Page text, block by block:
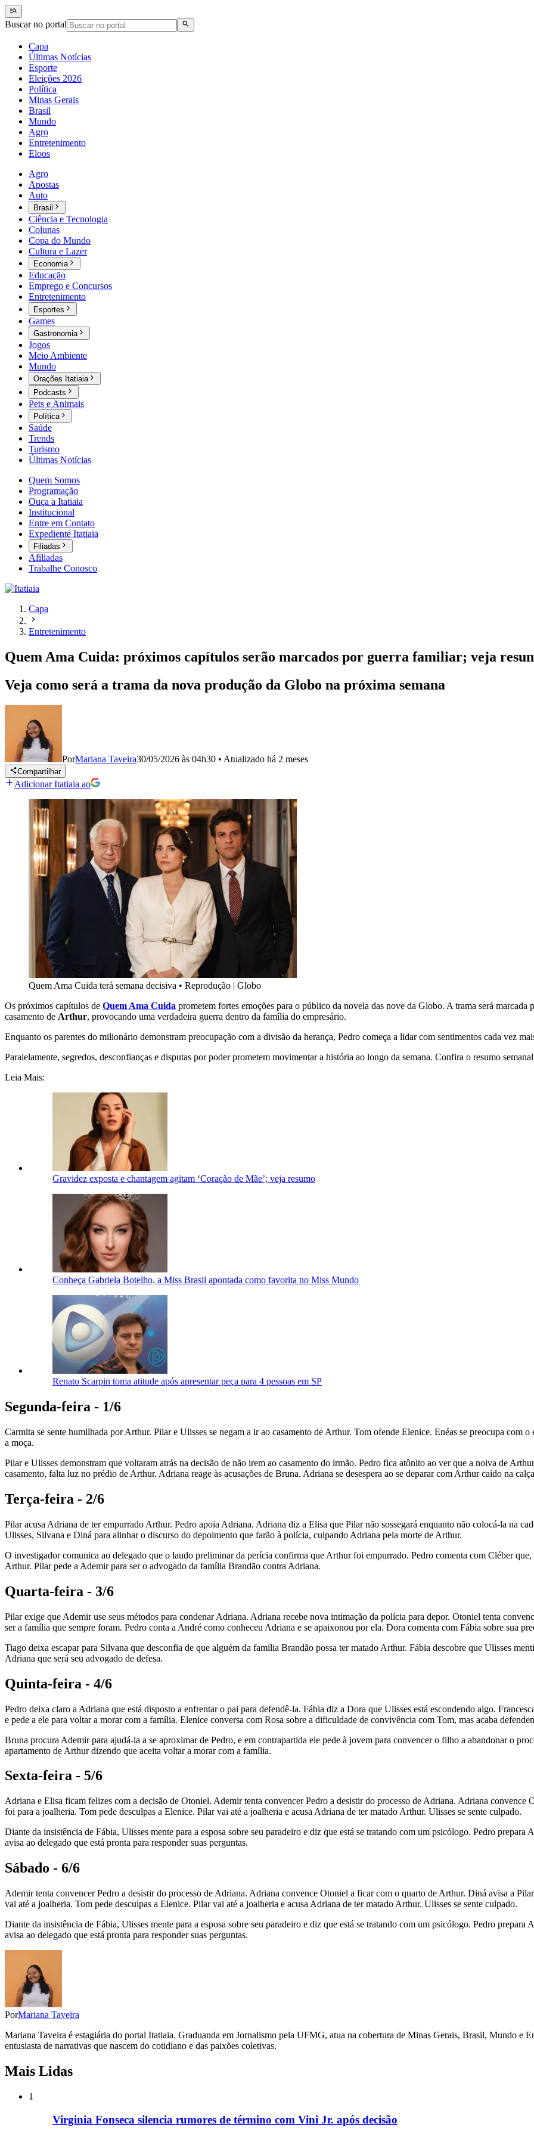
Buscar no portal
Capa
Últimas Notícias
Esporte
Eleições 2026
Política
Minas Gerais
Brasil
Mundo
Agro
Entretenimento
Eloos
Agro
Apostas
Auto
Brasil
Ciência e Tecnologia
Colunas
Copa do Mundo
Cultura e Lazer
Economia
Educação
Emprego e Concursos
Entretenimento
Esportes
Games
Gastronomia
Jogos
Meio Ambiente
Mundo
Orações Itatiaia
Podcasts
Pets e Animais
Política
Saúde
Trends
Turismo
Últimas Notícias
Quem Somos
Programação
Ouça a Itatiaia
Institucional
Entre em Contato
Expediente Itatiaia
Filiadas
Afiliadas
Trabalhe Conosco
Capa
Entretenimento
Quem Ama Cuida: próximos capítulos serão marcados por guerra familiar; veja
Veja como será a trama da nova produção da Globo na próxima semana
PorMariana Taveira30/05/2026 às 04h30 • Atualizado há 2 meses
Compartilhar
Adicionar Itatiaia ao
Quem Ama Cuida terá semana decisiva • Reprodução | Globo
Os próximos capítulos de Quem Ama Cuida prometem fortes emoções para o público da novela das nove da Globo. A trama será marcada
casamento de Arthur, provocando uma verdadeira guerra dentro da família do empresário.
Enquanto os parentes do milionário demonstram preocupação com a divisão da herança, Pedro começa a lidar com sentimentos cada vez
Paralelamente, segredos, desconfianças e disputas por poder prometem movimentar a história ao longo da semana. Confira o resumo
Leia Mais:
Gravidez exposta e chantagem agitam ‘Coração de Mãe’; veja resumo
Conheça Gabriela Botelho, a Miss Brasil apontada como favorita no Miss Mundo
Renato Scarpin toma atitude após apresentar peça para 4 pessoas em SP
Segunda-feira - 1/6
Carmita se sente humilhada por Arthur. Pilar e Ulisses se negam a ir ao casamento de Arthur. Tom ofende Elenice. Enéas se preocupa
a moça.
Pilar e Ulisses demonstram que voltaram atrás na decisão de não irem ao casamento do irmão. Pedro fica atônito ao ver que a noiva de
casamento, falta luz no prédio de Arthur. Adriana reage às acusações de Bruna. Adriana se desespera ao se deparar com Arthur caído na
Terça-feira - 2/6
Pilar acusa Adriana de ter empurrado Arthur. Pedro apoia Adriana. Adriana diz a Elisa que Pilar não sossegará enquanto não colocá-la na
Ulisses, Silvana e Diná para alinhar o discurso do depoimento que farão à polícia, culpando Adriana pela morte de Arthur.
O investigador comunica ao delegado que o laudo preliminar da perícia confirma que Arthur foi empurrado. Pedro comenta com Cléber
Arthur. Pilar pede a Ademir para ser o advogado da família Brandão contra Adriana.
Quarta-feira - 3/6
Pilar exige que Ademir use seus métodos para condenar Adriana. Adriana recebe nova intimação da polícia para depor. Otoniel tenta
ser a família que sempre foram. Pedro conta a André como conheceu Adriana e se apaixonou por ela. Dora comenta com Fábia sobre sua
Tiago deixa escapar para Silvana que desconfia de que alguém da família Brandão possa ter matado Arthur. Fábia descobre que Ulisses
Adriana que será seu advogado de defesa.
Quinta-feira - 4/6
Pedro deixa claro a Adriana que está disposto a enfrentar o pai para defendê-la. Fábia diz a Dora que Ulisses está escondendo algo.
e pede a ele para voltar a morar com a família. Elenice conversa com Rosa sobre a dificuldade de convivência com Tom, mas acaba
Bruna procura Ademir para ajudá-la a se aproximar de Pedro, e em contrapartida ele pede à jovem para convencer o filho a abandonar o
apartamento de Arthur dizendo que aceita voltar a morar com a família.
Sexta-feira - 5/6
Adriana e Elisa ficam felizes com a decisão de Otoniel. Ademir tenta convencer Pedro a desistir do processo de Adriana. Adriana
foi para a joalheria. Tom pede desculpas a Elenice. Pilar vai até a joalheria e acusa Adriana de ter matado Arthur. Ulisses se sente culpado.
Diante da insistência de Fábia, Ulisses mente para a esposa sobre seu paradeiro e diz que está se tratando com um psicólogo. Pedro
avisa ao delegado que está pronta para responder suas perguntas.
Sábado - 6/6
Ademir tenta convencer Pedro a desistir do processo de Adriana. Adriana convence Otoniel a ficar com o quarto de Arthur. Diná avisa a
vai até a joalheria. Tom pede desculpas a Elenice. Pilar vai até a joalheria e acusa Adriana de ter matado Arthur. Ulisses se sente culpado.
Diante da insistência de Fábia, Ulisses mente para a esposa sobre seu paradeiro e diz que está se tratando com um psicólogo. Pedro
avisa ao delegado que está pronta para responder suas perguntas.
PorMariana Taveira
Mariana Taveira é estagiária do portal Itatiaia. Graduanda em Jornalismo pela UFMG, atua na cobertura de Minas Gerais, Brasil, Mundo e
entusiasta de narrativas que nascem do cotidiano e das paixões coletivas.
Mais Lidas
1
Virginia Fonseca silencia rumores de término com Vini Jr. após decisão